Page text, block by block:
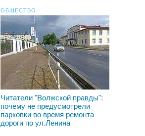
ОБЩЕСТВО
Читатели "Волжской правды":
почему не предусмотрели
парковки во время ремонта
дороги по ул.Ленина